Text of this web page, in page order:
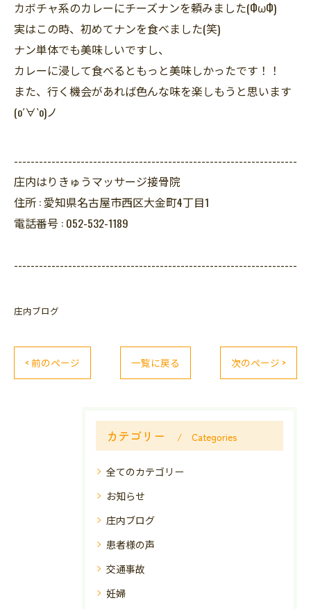
カボチャ系のカレーにチーズナンを頼みました(ФωФ)
実はこの時、初めてナンを食べました(笑)
ナン単体でも美味しいですし、
カレーに浸して食べるともっと美味しかったです！！
また、行く機会があれば色んな味を楽しもうと思います
(о´∀`о)ノ
--------------------------------------------------------------------
庄内はりきゅうマッサージ接骨院
住所 : 愛知県名古屋市西区大金町4丁目1
電話番号 : 052-532-1189
--------------------------------------------------------------------
庄内ブログ
< 前のページ 一覧に戻る 次のページ >
カテゴリー Categories
全てのカテゴリー
お知らせ
庄内ブログ
患者様の声
交通事故
妊婦